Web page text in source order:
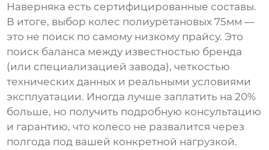
Наверняка есть сертифицированные составы.
В итоге, выбор колес полиуретановых 75мм —
это не поиск по самому низкому прайсу. Это
поиск баланса между известностью бренда
(или специализацией завода), четкостью
технических данных и реальными условиями
эксплуатации. Иногда лучше заплатить на 20%
больше, но получить подробную консультацию
и гарантию, что колесо не развалится через
полгода под вашей конкретной нагрузкой.